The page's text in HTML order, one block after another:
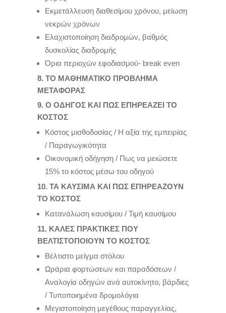
Εκμετάλλευση διαθεσίμου χρόνου, μείωση
νεκρών χρόνων
Ελαχιστοποίηση διαδρομών, βαθμός
δυσκολίας διαδρομής
Όρια περιοχών εφοδιασμού- break even
8. ΤΟ ΜΑΘΗΜΑΤΙΚΟ ΠΡΟΒΛΗΜΑ
ΜΕΤΑΦΟΡΑΣ
9. Ο ΟΔΗΓΟΣ ΚΑΙ ΠΩΣ ΕΠΗΡΕΑΖΕΙ ΤΟ
ΚΟΣΤΟΣ
Κόστος μισθοδοσίας / Η αξία της εμπειρίας
/ Παραγωγικότητα
Οικονομική οδήγηση / Πως να μειώσετε
15% το κόστος μέσω του οδηγού
10. ΤΑ ΚΑΥΣΙΜΑ ΚΑΙ ΠΩΣ ΕΠΗΡΕΑΖΟΥΝ
ΤΟ ΚΟΣΤΟΣ
Κατανάλωση καυσίμου / Τιμή καυσίμου
11. ΚΑΛΕΣ ΠΡΑΚΤΙΚΕΣ ΠΟΥ
ΒΕΛΤΙΣΤΟΠΟΙΟΥΝ ΤΟ ΚΟΣΤΟΣ
Βέλτιστο μείγμα στόλου
Ωράρια φορτώσεων και παραδόσεων /
Αναλογία οδηγών ανά αυτοκίνητο, βάρδιες
/ Τυποποιημένα δρομολόγια
Μεγιστοποίηση μεγέθους παραγγελίας,